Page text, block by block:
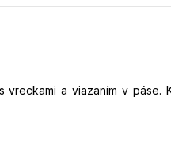
a viazaním v